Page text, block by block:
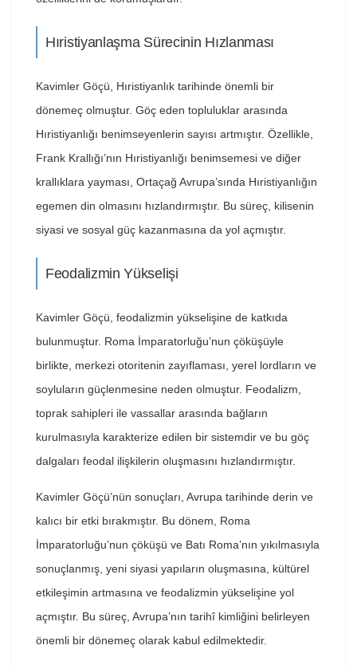
Hıristiyanlaşma Sürecinin Hızlanması
Kavimler Göçü, Hıristiyanlık tarihinde önemli bir
dönemeç olmuştur. Göç eden topluluklar arasında
Hıristiyanlığı benimseyenlerin sayısı artmıştır. Özellikle,
Frank Krallığı’nın Hıristiyanlığı benimsemesi ve diğer
krallıklara yayması, Ortaçağ Avrupa’sında Hıristiyanlığın
egemen din olmasını hızlandırmıştır. Bu süreç, kilisenin
siyasi ve sosyal güç kazanmasına da yol açmıştır.
Feodalizmin Yükselişi
Kavimler Göçü, feodalizmin yükselişine de katkıda
bulunmuştur. Roma İmparatorluğu’nun çöküşüyle
birlikte, merkezi otoritenin zayıflaması, yerel lordların ve
soyluların güçlenmesine neden olmuştur. Feodalizm,
toprak sahipleri ile vassallar arasında bağların
kurulmasıyla karakterize edilen bir sistemdir ve bu göç
dalgaları feodal ilişkilerin oluşmasını hızlandırmıştır.
Kavimler Göçü’nün sonuçları, Avrupa tarihinde derin ve
kalıcı bir etki bırakmıştır. Bu dönem, Roma
İmparatorluğu’nun çöküşü ve Batı Roma’nın yıkılmasıyla
sonuçlanmış, yeni siyasi yapıların oluşmasına, kültürel
etkileşimin artmasına ve feodalizmin yükselişine yol
açmıştır. Bu süreç, Avrupa’nın tarihî kimliğini belirleyen
önemli bir dönemeç olarak kabul edilmektedir.